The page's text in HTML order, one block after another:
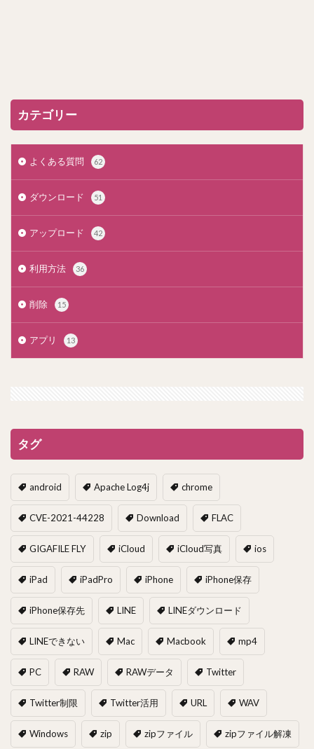
カテゴリー
よくある質問 62
ダウンロード 51
アップロード 42
利用方法 36
削除 15
アプリ 13
タグ
android Apache Log4j chrome
CVE-2021-44228 Download FLAC
GIGAFILE FLY iCloud iCloud写真 ios
iPad iPadPro iPhone iPhone保存
iPhone保存先 LINE LINEダウンロード
LINEできない Mac Macbook mp4
PC RAW RAWデータ Twitter
Twitter制限 Twitter活用 URL WAV
Windows zip zipファイル zipファイル解凍